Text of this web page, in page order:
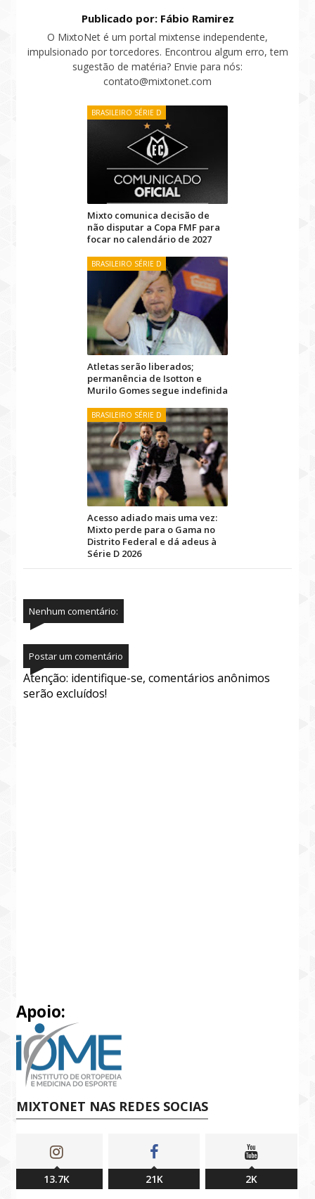
Publicado por: Fábio Ramirez
O MixtoNet é um portal mixtense independente,
impulsionado por torcedores. Encontrou algum erro, tem
sugestão de matéria? Envie para nós:
contato@mixtonet.com
BRASILEIRO SÉRIE D
Mixto comunica decisão de
não disputar a Copa FMF para
focar no calendário de 2027
BRASILEIRO SÉRIE D
Atletas serão liberados;
permanência de Isotton e
Murilo Gomes segue indefinida
BRASILEIRO SÉRIE D
Acesso adiado mais uma vez:
Mixto perde para o Gama no
Distrito Federal e dá adeus à
Série D 2026
Nenhum comentário:
Postar um comentário
Atenção: identifique-se, comentários anônimos
serão excluídos!
Apoio:
MIXTONET NAS REDES SOCIAS
13.7K 21K 2K